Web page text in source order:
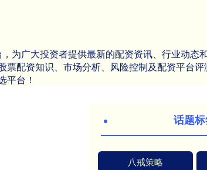
为广大投资者提供最新的配资资讯、行业动态
配资知识、市场分析、风险控制及配资平台
平台！
话题
八戒策略